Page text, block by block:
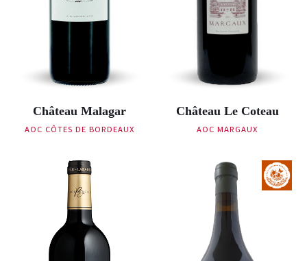
Château Malagar
AOC CÔTES DE BORDEAUX
Château Le Coteau
AOC MARGAUX